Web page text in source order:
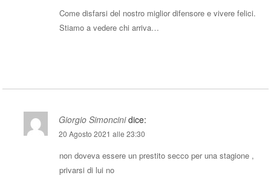
Come disfarsi del nostro miglior difensore e vivere felici.
Stiamo a vedere chi arriva…
Giorgio Simoncini dice:
20 Agosto 2021 alle 23:30
non doveva essere un prestito secco per una stagione ,
privarsi di lui no